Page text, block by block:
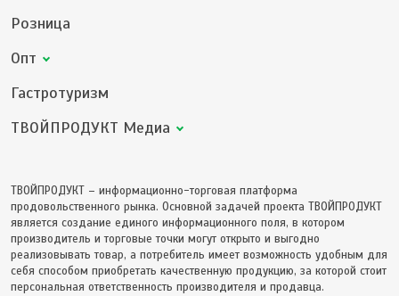
Розница
Опт
Гастротуризм
ТВОЙПРОДУКТ Медиа
ТВОЙПРОДУКТ – информационно-торговая платформа
продовольственного рынка. Основной задачей проекта ТВОЙПРОДУКТ
является создание единого информационного поля, в котором
производитель и торговые точки могут открыто и выгодно
реализовывать товар, а потребитель имеет возможность удобным для
себя способом приобретать качественную продукцию, за которой стоит
персональная ответственность производителя и продавца.